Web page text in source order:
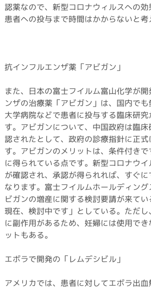
認薬なので、新型コロナウィルスへの
患者への投与まで時間はかからないと考
抗インフルエンザ薬「アビガン」
また、日本の富士フイルム富山化学が
ンザの治療薬「アビガン」は、国内で
大学病院などで患者に投与する臨床研究
す。アビガンについて、中国政府は臨
認されたとして、政府の診療指針に正
す。アビガンのメリットは、条件付き
に得られている点です。新型コロナウ
が確認され、承認が得られれば、すぐに
なります。富士フイルムホールディン
ビガンの増産に関する検討要請が来てい
現在、検討中です」としている。ただ
に副作用があるため、妊婦には使用でき
ットもある。
エボラで開発の「レムデシビル」
アメリカでは、患者に対してエボラ出